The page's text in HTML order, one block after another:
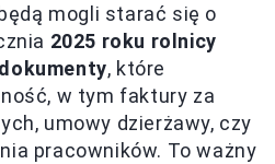
mogli starać się o
2025 roku rolnicy
, które
w tym faktury za
umowy dzierżawy, czy
pracowników. To ważny